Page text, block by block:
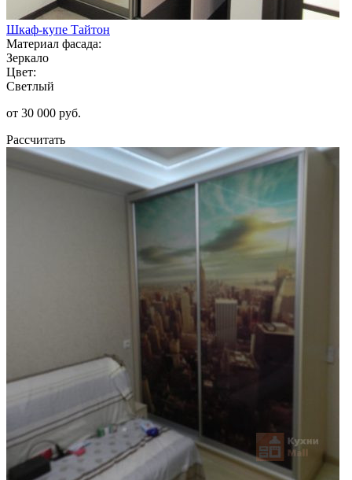
Шкаф-купе Тайтон
Материал фасада:
Зеркало
Цвет:
Светлый
от 30 000 руб.
Рассчитать